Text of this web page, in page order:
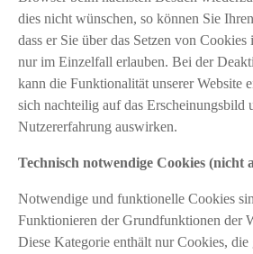
dies nicht wünschen, so können Sie
dass er Sie über das Setzen von
nur im Einzelfall erlauben. Bei der
kann die Funktionalität unserer Website
sich nachteilig auf das Erscheinungsbild
Nutzererfahrung auswirken.
Technisch notwendige Cookies (nicht
Notwendige und funktionelle Cookies
Funktionieren der Grundfunktionen der
Diese Kategorie enthält nur Cookies, die